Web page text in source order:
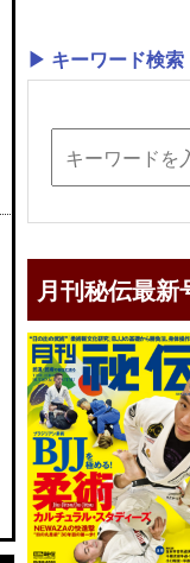
▶ キーワード検索
月刊秘伝最新